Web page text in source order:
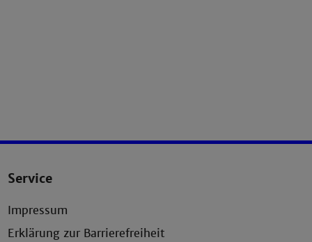
Service
Impressum
Erklärung zur Barrierefreiheit